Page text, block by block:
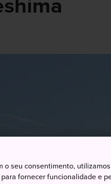
o seu consentimento,
fornecer funcionalidade e